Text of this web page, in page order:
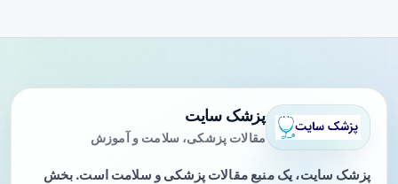
پزشک سایت
مقالات پزشکی، سلامت و آموزش
پزشک سایت، یک منبع مقالات پزشکی و سلامت است. بخش